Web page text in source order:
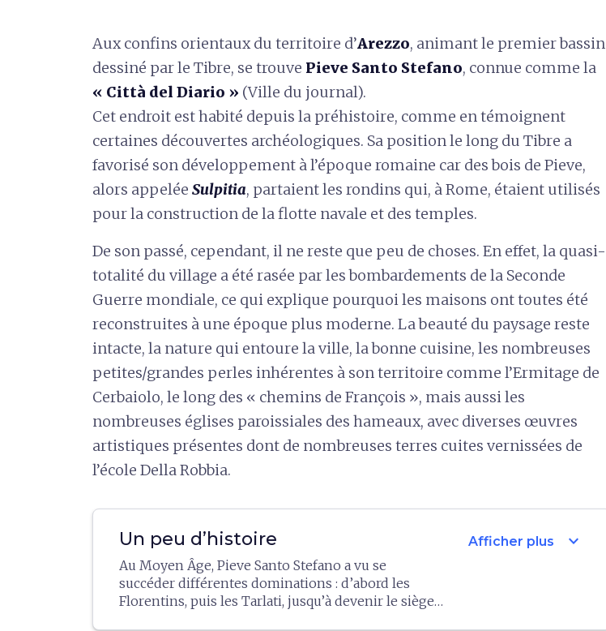
Aux confins orientaux du territoire d’Arezzo, animant le premier bassin
dessiné par le Tibre, se trouve Pieve Santo Stefano, connue comme la
« Città del Diario » (Ville du journal).
Cet endroit est habité depuis la préhistoire, comme en témoignent
certaines découvertes archéologiques. Sa position le long du Tibre a
favorisé son développement à l’époque romaine car des bois de Pieve,
alors appelée Sulpitia, partaient les rondins qui, à Rome, étaient utilisés
pour la construction de la flotte navale et des temples.
De son passé, cependant, il ne reste que peu de choses. En effet, la quasi-
totalité du village a été rasée par les bombardements de la Seconde
Guerre mondiale, ce qui explique pourquoi les maisons ont toutes été
reconstruites à une époque plus moderne. La beauté du paysage reste
intacte, la nature qui entoure la ville, la bonne cuisine, les nombreuses
petites/grandes perles inhérentes à son territoire comme l’Ermitage de
Cerbaiolo, le long des « chemins de François », mais aussi les
nombreuses églises paroissiales des hameaux, avec diverses œuvres
artistiques présentes dont de nombreuses terres cuites vernissées de
l’école Della Robbia.
Un peu d’histoire
Au Moyen Âge, Pieve Santo Stefano a vu se
succéder différentes dominations : d’abord les
Florentins, puis les Tarlati, jusqu’à devenir le siège
Afficher plus expand_more